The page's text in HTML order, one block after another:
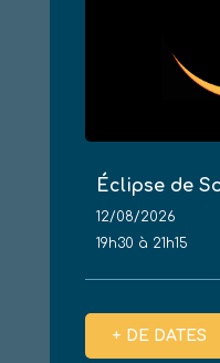
Éclipse de
12/08/2026
19h30 à 21h15
+ DE DATES